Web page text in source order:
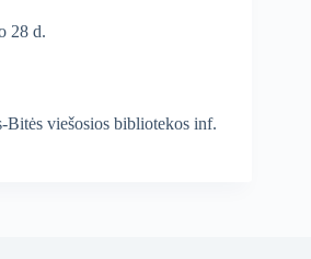
28 d.
Bitės viešosios bibliotekos inf.